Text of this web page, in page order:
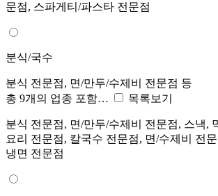
문점, 스파게티/파스타 전문점
분식/국수
분식 전문점, 면/만두/수제비 전문점 등
총 9개의 업종 포함…
목록보기
분식 전문점, 면/만두/수제비 전문점, 스낵,
요리 전문점, 칼국수 전문점, 면/수제비 전
냉면 전문점